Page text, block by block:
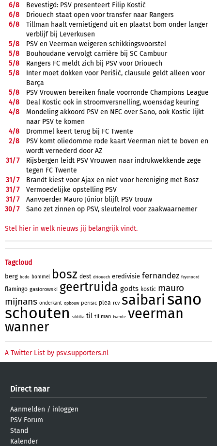
6/8
Bevestigd: PSV presenteert Filip Kostić
6/8
Driouech staat open voor transfer naar Rangers
6/8
Tillman haalt vernietigend uit en plaatst bom onder langer
verblijf bij Leverkusen
5/8
PSV en Veerman weigeren schikkingsvoorstel
5/8
Bouhoudane vervolgt carrière bij SC Cambuur
5/8
Rangers FC meldt zich bij PSV voor Driouech
5/8
Inter moet dokken voor Perišić, clausule geldt alleen voor
Barça
5/8
PSV Vrouwen bereiken finale voorronde Champions League
4/8
Deal Kostic ook in stroomversnelling, woensdag keuring
4/8
Mondeling akkoord PSV en NEC over Sano, ook Kostic lijkt
naar PSV te komen
4/8
Drommel keert terug bij FC Twente
2/8
PSV komt oliedomme rode kaart Veerman niet te boven en
wordt vernederd door AZ
31/7
Rijsbergen leidt PSV Vrouwen naar indrukwekkende zege
tegen FC Twente
31/7
Brandt kiest voor Ajax en niet voor hereniging met Bosz
31/7
Vermoedelijke opstelling PSV
31/7
Aanvoerder Mauro Júnior blijft PSV trouw
30/7 Sano zet zinnen op PSV, sleutelrol voor zaakwaarnemer
Stel hier in welk nieuws jij belangrijk vindt.
Tagcloud
berg bodo bommel bosz dest driouech eredivisie fernandez feyenoord
flamingo gasiorowski geertruida godts kostic mauro
mijnans onderkant opbouw perisic plea rcv saibari sano
schouten sildillia til tillman twente veerman
wanner
A Twitter List by psv.supporters.nl
Direct naar
Aanmelden / inloggen
PSV Forum
Stand
Kalender